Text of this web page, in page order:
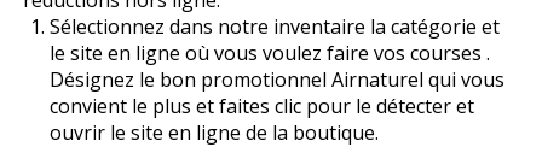
Sélectionnez dans notre inventaire la catégorie et
le site en ligne où vous voulez faire vos courses .
Désignez le bon promotionnel Airnaturel qui vous
convient le plus et faites clic pour le détecter et
ouvrir le site en ligne de la boutique.